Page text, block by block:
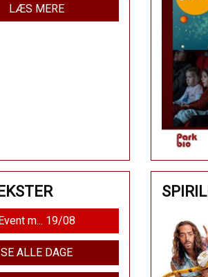
LÆS MERE
Event m... 19/08
SE ALLE DAGE